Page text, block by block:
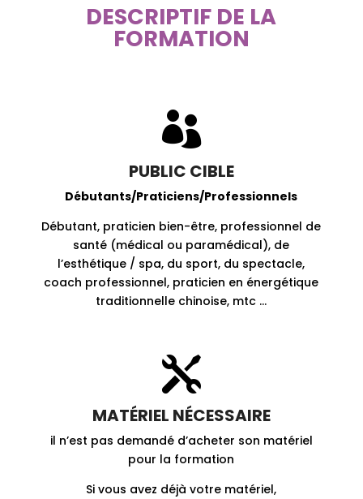
DESCRIPTIF DE LA
FORMATION

PUBLIC CIBLE
Débutants/Praticiens/Professionnels
Débutant, praticien bien-être, professionnel de
santé (médical ou paramédical), de
l’esthétique / spa, du sport, du spectacle,
coach professionnel, praticien en énergétique
traditionnelle chinoise, mtc …

MATÉRIEL NÉCESSAIRE
il n’est pas demandé d’acheter son matériel
pour la formation
Si vous avez déjà votre matériel,